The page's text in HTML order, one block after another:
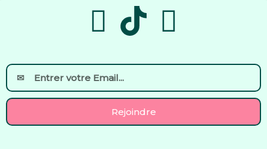
F
c
e
Y
t
Email
Rejoindre